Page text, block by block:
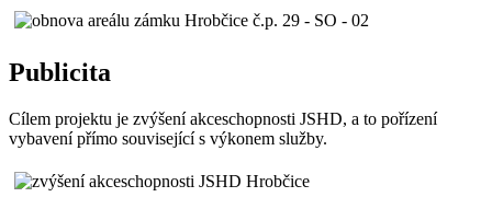
Publicita
Cílem projektu je zvýšení akceschopnosti JSHD, a to pořízení
vybavení přímo související s výkonem služby.